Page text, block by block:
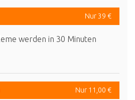
Nur 39 €
werden in 30 Minuten
Nur 11,00 €